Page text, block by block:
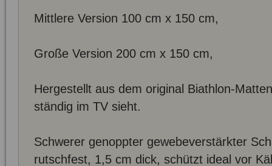
Mittlere Version 100 cm x 150 cm,
Große Version 200 cm x 150 cm,
Hergestellt aus dem original Biathlon-
ständig im TV sieht.
Schwerer genoppter gewebeverstärkter
rutschfest, 1,5 cm dick, schützt ideal vor